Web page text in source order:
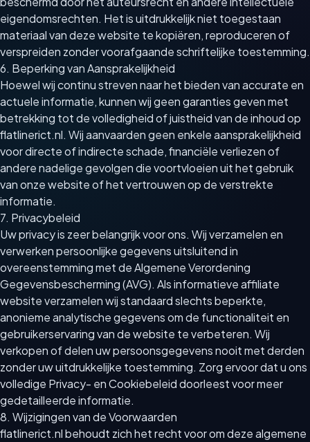
eigendomsrechten. Het is uitdrukkelijk niet toegestaan
materiaal van deze website te kopiëren, reproduceren of
verspreiden zonder voorafgaande schriftelijke toestemming.
6. Beperking van Aansprakelijkheid
Hoewel wij continu streven naar het bieden van accurate en
actuele informatie, kunnen wij geen garanties geven met
betrekking tot de volledigheid of juistheid van de inhoud op
flatlinerict.nl. Wij aanvaarden geen enkele aansprakelijkheid
voor directe of indirecte schade, financiële verliezen of
andere nadelige gevolgen die voortvloeien uit het gebruik
van onze website of het vertrouwen op de verstrekte
informatie.
7. Privacybeleid
Uw privacy is zeer belangrijk voor ons. Wij verzamelen en
verwerken persoonlijke gegevens uitsluitend in
overeenstemming met de Algemene Verordening
Gegevensbescherming (AVG). Als informatieve affiliate
website verzamelen wij standaard slechts beperkte,
anonieme analytische gegevens om de functionaliteit en
gebruikerservaring van de website te verbeteren. Wij
verkopen of delen uw persoonsgegevens nooit met derden
zonder uw uitdrukkelijke toestemming. Zorg ervoor dat u ons
volledige Privacy- en Cookiebeleid doorleest voor meer
gedetailleerde informatie.
8. Wijzigingen van de Voorwaarden
flatlinerict.nl behoudt zich het recht voor om deze algemene